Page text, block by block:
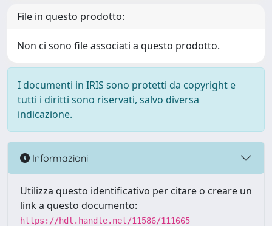
File in questo prodotto:
Non ci sono file associati a questo prodotto.
I documenti in IRIS sono protetti da copyright e
tutti i diritti sono riservati, salvo diversa
indicazione.
Informazioni
Utilizza questo identificativo per citare o creare un
link a questo documento:
https://hdl.handle.net/11586/111665